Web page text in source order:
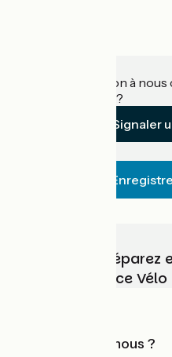
Une information à
établissement ?
Signaler
Choisissez,
vélo avec France
Qui sommes-nous ?